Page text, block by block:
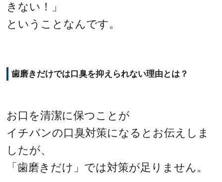
きない！」
ということなんです。
歯磨きだけでは口臭を抑えられない理由とは？
お口を清潔に保つことが
イチバンの口臭対策になるとお伝えしま
したが、
「歯磨きだけ」では対策が足りません。